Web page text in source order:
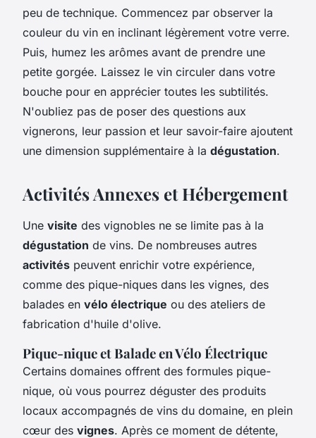
peu de technique. Commencez par observer la
couleur du vin en inclinant légèrement votre verre.
Puis, humez les arômes avant de prendre une
petite gorgée. Laissez le vin circuler dans votre
bouche pour en apprécier toutes les subtilités.
N'oubliez pas de poser des questions aux
vignerons, leur passion et leur savoir-faire ajoutent
une dimension supplémentaire à la dégustation.
Activités Annexes et Hébergement
Une visite des vignobles ne se limite pas à la
dégustation de vins. De nombreuses autres
activités peuvent enrichir votre expérience,
comme des pique-niques dans les vignes, des
balades en vélo électrique ou des ateliers de
fabrication d'huile d'olive.
Pique-nique et Balade en Vélo Électrique
Certains domaines offrent des formules pique-
nique, où vous pourrez déguster des produits
locaux accompagnés de vins du domaine, en plein
cœur des vignes. Après ce moment de détente,